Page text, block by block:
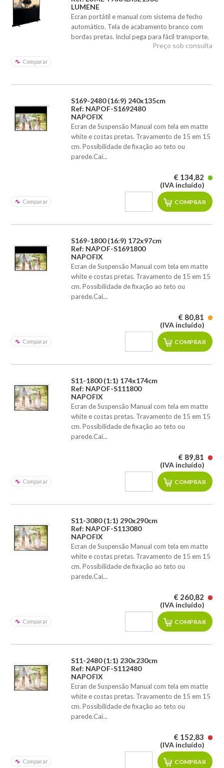
LUMENE
Ecran portátil e manual com sistema de fecho
automático. Tela de acabamento branco com
bordas pretas. Inclui pega para fácil transporte.
Comparar
Preço sob consulta
S169-2480 (16:9) 240x135cm
Ref: NAPOF-S1692480
NAPOFIX
Ecran de Suspensão Manual com tela em matte
white e costas pretas. Travamento de 15 em 15
cm. Possibilidade de fixação ao teto ou
parede.Cai...
Comparar
€ 134,82
(IVA incluído)
S169-1800 (16:9) 172x97cm
Ref: NAPOF-S1691800
NAPOFIX
Ecran de Suspensão Manual com tela em matte
white e costas pretas. Travamento de 15 em 15
cm. Possibilidade de fixação ao teto ou
parede.Cai...
Comparar
€ 80,81
(IVA incluído)
S11-1800 (1:1) 174x174cm
Ref: NAPOF-S111800
NAPOFIX
Ecran de Suspensão Manual com tela em matte
white e costas pretas. Travamento de 15 em 15
cm. Possibilidade de fixação ao teto ou
parede.Cai...
Comparar
€ 89,81
(IVA incluído)
S11-3080 (1:1) 290x290cm
Ref: NAPOF-S113080
NAPOFIX
Ecran de Suspensão Manual com tela em matte
white e costas pretas. Travamento de 15 em 15
cm. Possibilidade de fixação ao teto ou
parede.Cai...
Comparar
€ 260,82
(IVA incluído)
S11-2480 (1:1) 230x230cm
Ref: NAPOF-S112480
NAPOFIX
Ecran de Suspensão Manual com tela em matte
white e costas pretas. Travamento de 15 em 15
cm. Possibilidade de fixação ao teto ou
parede.Cai...
Comparar
€ 152,83
(IVA incluído)